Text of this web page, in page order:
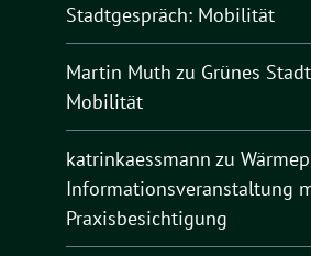
Stadtgespräch: Mobilität
Martin Muth zu Grünes
Mobilität
katrinkaessmann zu
Informationsveranstaltung
Praxisbesichtigung